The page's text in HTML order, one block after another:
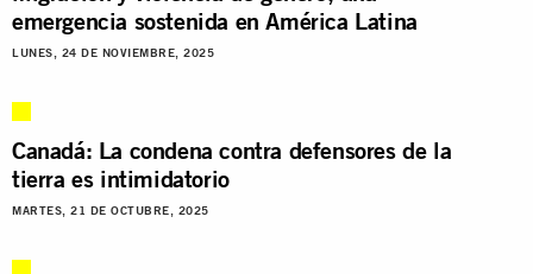
emergencia sostenida en América Latina
LUNES, 24 DE NOVIEMBRE, 2025
Canadá: La condena contra defensores de la
tierra es intimidatorio
MARTES, 21 DE OCTUBRE, 2025